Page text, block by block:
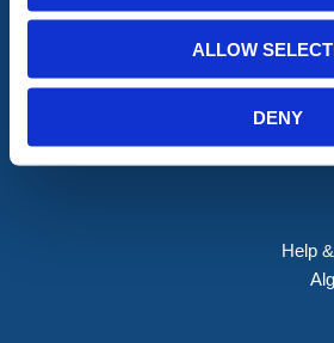
ALLOW
DENY
Geotechniek
Steigers
Tuin
Hout
Help